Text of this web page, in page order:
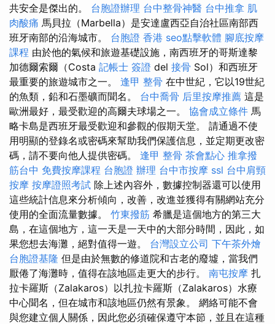
共安全是傑出的。 台胞證辦理 台中整骨神醫 台中推拿 肌
肉酸痛 馬貝拉（Marbella）是安達盧西亞自治社區南部西
班牙南部的沿海城市。 台胞證 香港 seo點擊軟體 腳底按摩
課程 由於他的氣候和旅遊基礎設施，南西班牙的哥斯達黎
加德爾索爾（Costa 記帳士 簽證 del 接骨 Sol）和西班牙
最重要的旅遊城市之一。 逢甲 整骨 在中世紀，它以19世紀
的魚類，鉛和石墨礦而聞名。 台中喬骨 后里按摩推薦 這是
歐洲最好，最受歡迎的高爾夫球場之一。 協會成立條件 馬
略卡島是西班牙最受歡迎和參觀的假期天堂。 請通過不使
用明顯的登錄名或密碼來幫助我們保護信息，並定期更改密
碼，請不要向他人提供密碼。 逢甲 整骨 茶會點心 推拿撥
筋台中 免費按摩課程 台胞證 辦理 台中市按摩 ssl 台中肩頸
按摩 按摩證照考試 除上述內容外，數據控制器還可以使用
這些統計信息來分析傾向，改善，改進並獲得有關網站充分
使用的全面流量數據。 竹東撥筋 希臘是這個地方的第三大
島，在這個地方，這一天是一天中的大部分時間，因此，如
果您想去海灘，絕對值得一遊。 台灣設立公司 下午茶外燴
台胞證基隆 但是由於無數的修道院和古老的廢墟，當我們
厭倦了海灘時，值得在該地區走更大的步行。 南屯按摩 扎
拉卡羅斯（Zalakaros）以扎拉卡羅斯（Zalakaros）水療
中心聞名，但在城市和該地區仍然有景象。 網絡可能不會
與您建立個人關係，因此您必須確保遵守本節，並且在這種